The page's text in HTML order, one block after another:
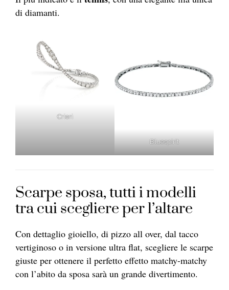
di diamanti.
Crieri
Bluespirit
Scarpe sposa, tutti i modelli
tra cui scegliere per l’altare
Con dettaglio gioiello, di pizzo all over, dal tacco
vertiginoso o in versione ultra flat, scegliere le scarpe
giuste per ottenere il perfetto effetto matchy-matchy
con l’abito da sposa sarà un grande divertimento.